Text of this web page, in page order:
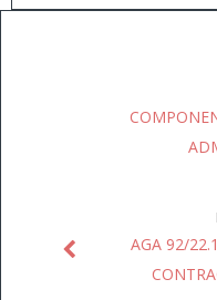
AGA 92/